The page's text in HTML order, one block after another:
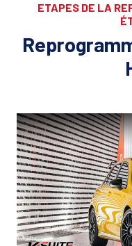
ETAPES DE LA